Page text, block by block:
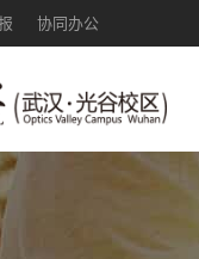
协同办公